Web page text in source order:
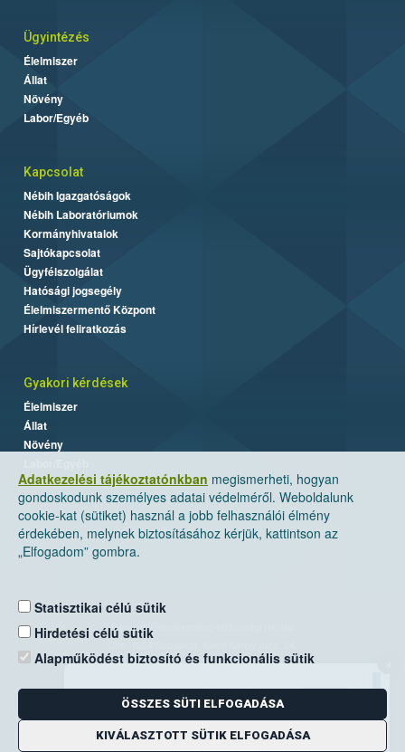
Adatkezelési tájékoztatónkban megismerheti, hogyan
gondoskodunk személyes adatai védelméről. Weboldalunk
cookie-kat (sütiket) használ a jobb felhasználói élmény
érdekében, melynek biztosításához kérjük, kattintson az
„Elfogadom” gombra.
Statisztikai célú sütik
Hirdetési célú sütik
Alapműködést biztosító és funkcionális sütik
ÖSSZES SÜTI ELFOGADÁSA
KIVÁLASZTOTT SÜTIK ELFOGADÁSA
Ügyintézés
Élelmiszer
Állat
Növény
Labor/Egyéb
Kapcsolat
Nébih Igazgatóságok
Nébih Laboratóriumok
Kormányhivatalok
Sajtókapcsolat
Ügyfélszolgálat
Hatósági jogsegély
Élelmiszermentő Központ
Hírlevél feliratkozás
Gyakori kérdések
Élelmiszer
Állat
Növény
Nemzeti Élelmiszerlánc-biztonsági Hivatal
Levelezési cím: 1525 Budapest. Pf. 30.
E-mail:ugyfelszolgalat@nebih.gov.hu
Zöld szám: 06-80/263-244
Telefon: 06-1/ 336-9000